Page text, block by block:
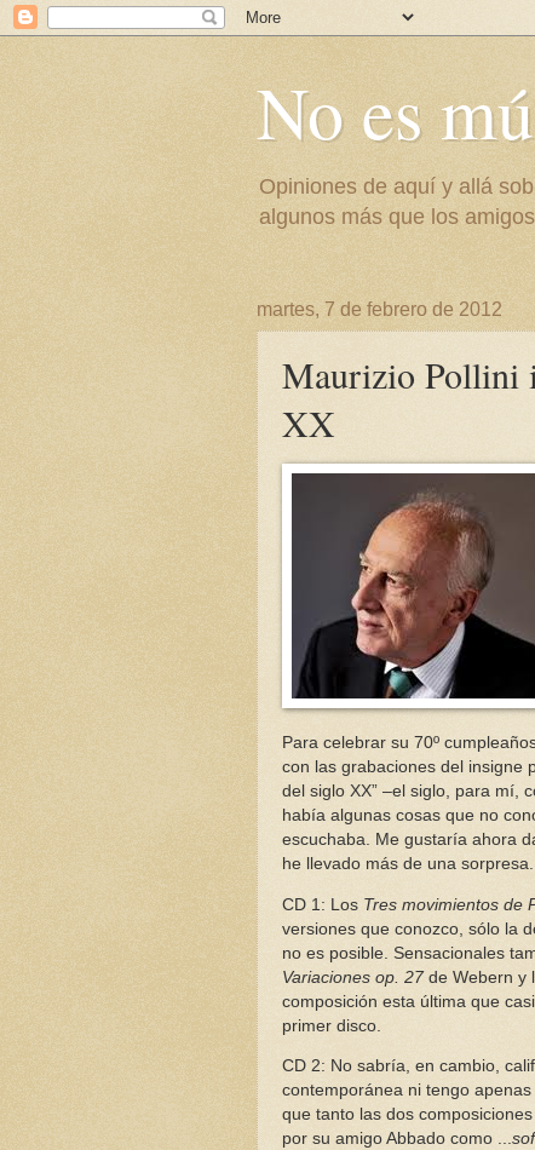
No es
Opiniones de aquí y allá
algunos más que los
martes, 7 de febrero de 2012
Maurizio Pollini
XX
Para celebrar su 70º
con las grabaciones del insigne
del siglo XX” –el siglo, para mí,
había algunas cosas que no
escuchaba. Me gustaría ahora
he llevado más de una sorpresa.
CD 1: Los Tres movimientos de
versiones que conozco, sólo la
no es posible. Sensacionales
Variaciones op. 27de Webern y
composición esta última que
primer disco.
CD 2: No sabría, en cambio,
contemporánea ni tengo
que tanto las dos
por su amigo Abbado como ...